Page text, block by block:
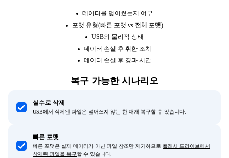
데이터를 덮어썼는지 여부
포맷 유형(빠른 포맷 vs 전체 포맷)
USB의 물리적 상태
데이터 손실 후 취한 조치
데이터 손실 후 경과 시간
복구 가능한 시나리오
실수로 삭제
USB에서 삭제된 파일은 덮어쓰지 않는 한 대개 복구할 수 있습니다.
빠른 포맷
빠른 포맷은 실제 데이터가 아닌 파일 참조만 제거하므로 플래시 드라이브에서
삭제된 파일을 복구할 수 있습니다.